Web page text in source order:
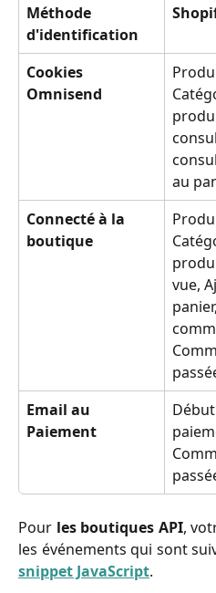
Méthode
d'identification
Cookies
Omnisend
au
Connecté à la
boutique
vue,
Email au
Paiement
Pour les boutiques API,
les événements qui sont
snippet JavaScript.